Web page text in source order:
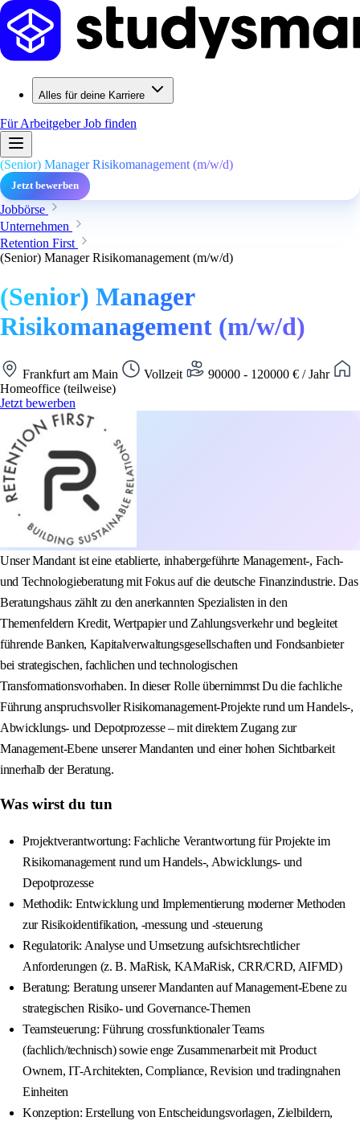
Alles für deine Karriere
Für ArbeitgeberJob finden
(Senior) Manager Risikomanagement (m/w/d)
Jetzt bewerben
Jobbörse
Unternehmen
Retention First
(Senior) Manager Risikomanagement (m/w/d)
(Senior) Manager
Risikomanagement (m/w/d)
Frankfurt am Main Vollzeit
90000 - 120000 € / Jahr
Homeoffice (teilweise)
Jetzt bewerben
Unser Mandant ist eine etablierte, inhabergeführte Management-, Fach-
und Technologieberatung mit Fokus auf die deutsche Finanzindustrie. Das
Beratungshaus zählt zu den anerkannten Spezialisten in den
Themenfeldern Kredit, Wertpapier und Zahlungsverkehr und begleitet
führende Banken, Kapitalverwaltungsgesellschaften und Fondsanbieter
bei strategischen, fachlichen und technologischen
Transformationsvorhaben. In dieser Rolle übernimmst Du die fachliche
Führung anspruchsvoller Risikomanagement-Projekte rund um Handels-,
Abwicklungs- und Depotprozesse – mit direktem Zugang zur
Management-Ebene unserer Mandanten und einer hohen Sichtbarkeit
innerhalb der Beratung.
Was wirst du tun
Projektverantwortung: Fachliche Verantwortung für Projekte im
Risikomanagement rund um Handels-, Abwicklungs- und
Depotprozesse
Methodik: Entwicklung und Implementierung moderner Methoden
zur Risikoidentifikation, -messung und -steuerung
Regulatorik: Analyse und Umsetzung aufsichtsrechtlicher
Anforderungen (z. B. MaRisk, KAMaRisk, CRR/CRD, AIFMD)
Beratung: Beratung unserer Mandanten auf Management-Ebene zu
strategischen Risiko- und Governance-Themen
Teamsteuerung: Führung crossfunktionaler Teams
(fachlich/technisch) sowie enge Zusammenarbeit mit Product
Ownern, IT-Architekten, Compliance, Revision und tradingnahen
Einheiten
Konzeption: Erstellung von Entscheidungsvorlagen, Zielbildern,